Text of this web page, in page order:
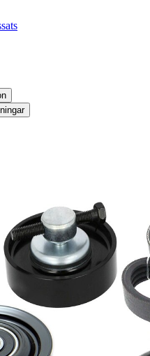
1068 mm
668 mm
14 mm
3
4
tilläggsinfo
Kontrollera
och byt vid